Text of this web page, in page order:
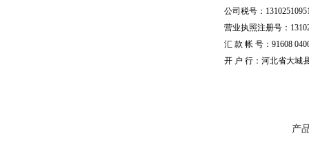
公司税号：
营业执照注册号：
汇 款 帐 号：91608
开 户 行：河北省大城
产